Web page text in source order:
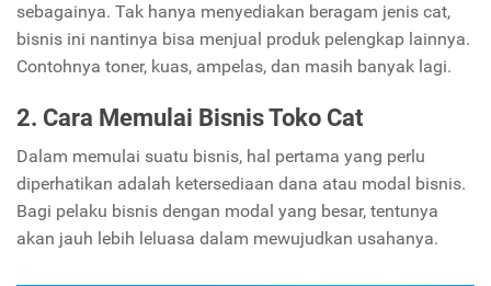
sebagainya. Tak hanya menyediakan beragam jenis cat,
bisnis ini nantinya bisa menjual produk pelengkap lainnya.
Contohnya toner, kuas, ampelas, dan masih banyak lagi.
2. Cara Memulai Bisnis Toko Cat
Dalam memulai suatu bisnis, hal pertama yang perlu
diperhatikan adalah ketersediaan dana atau modal bisnis.
Bagi pelaku bisnis dengan modal yang besar, tentunya
akan jauh lebih leluasa dalam mewujudkan usahanya.